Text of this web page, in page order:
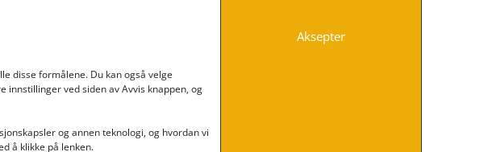
disse formålene. Du kan også velge
innstillinger ved siden av Avvis knappen, og
og annen teknologi, og hvordan vi
å klikke på lenken.
Aksepter
Rådal
INFORMASJON